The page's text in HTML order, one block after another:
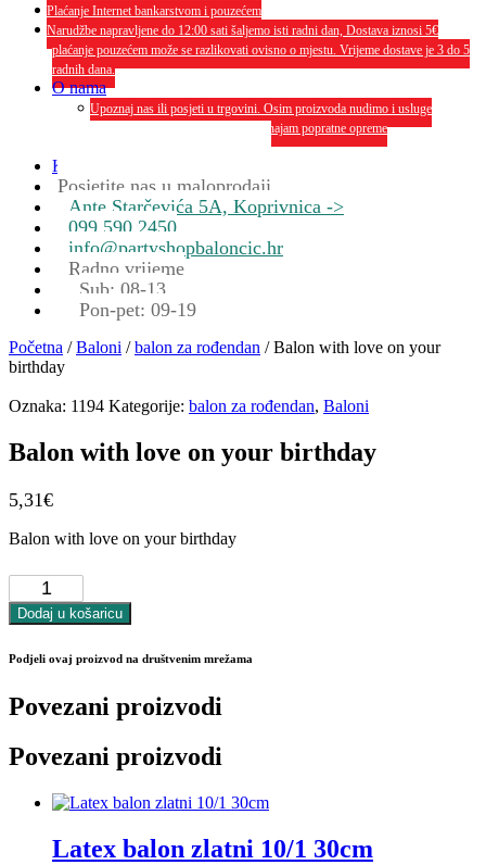
Plaćanje Internet bankarstvom i pouzećem
Narudžbe napravljene do 12:00 sati šaljemo isti radni dan, Dostava iznosi 5€
plaćanje pouzećem može se razlikovati ovisno o mjestu. Vrijeme dostave je 3 do 5
radnih dana.
O nama
Upoznaj nas ili posjeti u trgovini. Osim proizvoda nudimo i usluge
dekoriranja interijera i eksterija te najam popratne opreme
Kontakt
Posjetite nas u maloprodaji
Ante Starčevića 5A, Koprivnica ->
099 590 2450
info@partyshopbaloncic.hr
Radno vrijeme
Sub: 08-13
Pon-pet: 09-19
Početna /Baloni /balon za rođendan / Balon with love on your
birthday
Oznaka: 1194 Kategorije: balon za rođendan, Baloni
Balon with love on your birthday
5,31€
Balon with love on your birthday
Balon
love
your
Dodaj u košaricu
Podjeli ovaj proizvod na društvenim mrežama
Povezani proizvodi
Povezani proizvodi
Latex balon zlatni 10/1 30cm